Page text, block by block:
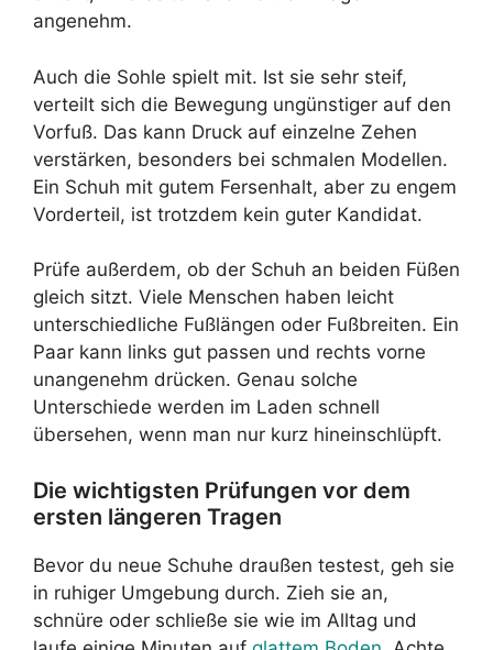
angenehm.
Auch die Sohle spielt mit. Ist sie sehr steif,
verteilt sich die Bewegung ungünstiger auf den
Vorfuß. Das kann Druck auf einzelne Zehen
verstärken, besonders bei schmalen Modellen.
Ein Schuh mit gutem Fersenhalt, aber zu engem
Vorderteil, ist trotzdem kein guter Kandidat.
Prüfe außerdem, ob der Schuh an beiden Füßen
gleich sitzt. Viele Menschen haben leicht
unterschiedliche Fußlängen oder Fußbreiten. Ein
Paar kann links gut passen und rechts vorne
unangenehm drücken. Genau solche
Unterschiede werden im Laden schnell
übersehen, wenn man nur kurz hineinschlüpft.
Die wichtigsten Prüfungen vor dem
ersten längeren Tragen
Bevor du neue Schuhe draußen testest, geh sie
in ruhiger Umgebung durch. Zieh sie an,
schnüre oder schließe sie wie im Alltag und